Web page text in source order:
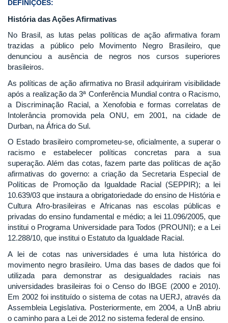
DEFINIÇÕES:
História das Ações Afirmativas
No Brasil, as lutas pelas políticas de ação afirmativa foram
trazidas a público pelo Movimento Negro Brasileiro, que
denunciou a ausência de negros nos cursos superiores
brasileiros.
As políticas de ação afirmativa no Brasil adquiriram visibilidade
após a realização da 3ª Conferência Mundial contra o Racismo,
a Discriminação Racial, a Xenofobia e formas correlatas de
Intolerância promovida pela ONU, em 2001, na cidade de
Durban, na África do Sul.
O Estado brasileiro comprometeu-se, oficialmente, a superar o
racismo e estabelecer políticas concretas para a sua
superação. Além das cotas, fazem parte das políticas de ação
afirmativas do governo: a criação da Secretaria Especial de
Políticas de Promoção da Igualdade Racial (SEPPIR); a lei
10.639/03 que instaura a obrigatoriedade do ensino de História e
Cultura Afro-brasileiras e Africanas nas escolas públicas e
privadas do ensino fundamental e médio; a lei 11.096/2005, que
institui o Programa Universidade para Todos (PROUNI); e a Lei
12.288/10, que institui o Estatuto da Igualdade Racial.
A lei de cotas nas universidades é uma luta histórica do
movimento negro brasileiro. Uma das bases de dados que foi
utilizada para demonstrar as desigualdades raciais nas
universidades brasileiras foi o Censo do IBGE (2000 e 2010).
Em 2002 foi instituído o sistema de cotas na UERJ, através da
Assembleia Legislativa. Posteriormente, em 2004, a UnB abriu
o caminho para a Lei de 2012 no sistema federal de ensino.